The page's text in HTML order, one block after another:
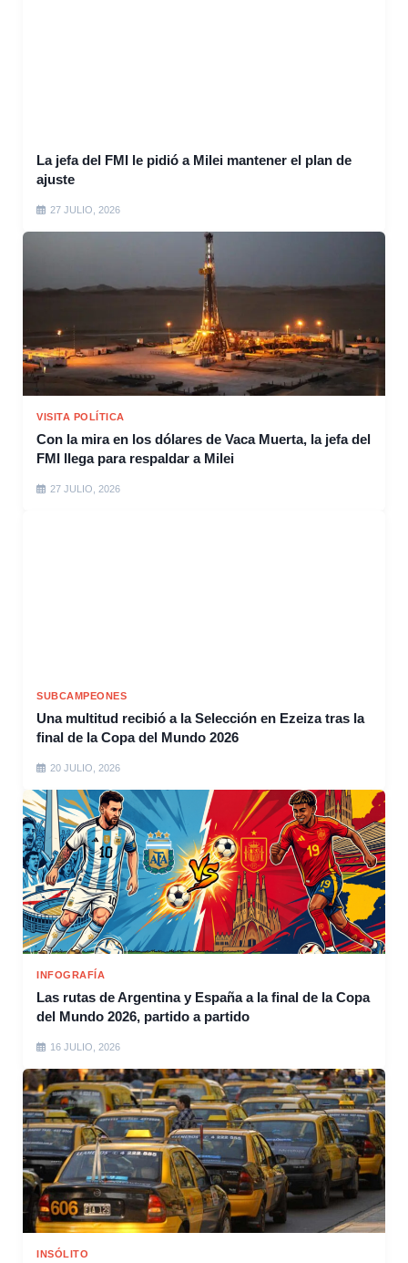
La jefa del FMI le pidió a Milei mantener el plan de
ajuste
27 JULIO, 2026
VISITA POLÍTICA
Con la mira en los dólares de Vaca Muerta, la jefa del
FMI llega para respaldar a Milei
27 JULIO, 2026
SUBCAMPEONES
Una multitud recibió a la Selección en Ezeiza tras la
final de la Copa del Mundo 2026
20 JULIO, 2026
INFOGRAFÍA
Las rutas de Argentina y España a la final de la Copa
del Mundo 2026, partido a partido
16 JULIO, 2026
INSÓLITO